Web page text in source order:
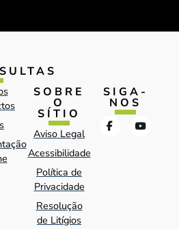
SOBRE
O
SÍTIO
Aviso Legal
Acessibilidade
Política de
Privacidade
Resolução
de Litígios
SIGA-
NOS